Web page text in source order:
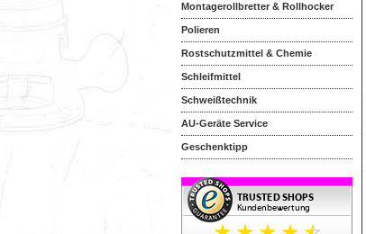
Montagerollbretter & Rollhocker
Polieren
Rostschutzmittel & Chemie
Schleifmittel
Schweißtechnik
AU-Geräte Service
Geschenktipp